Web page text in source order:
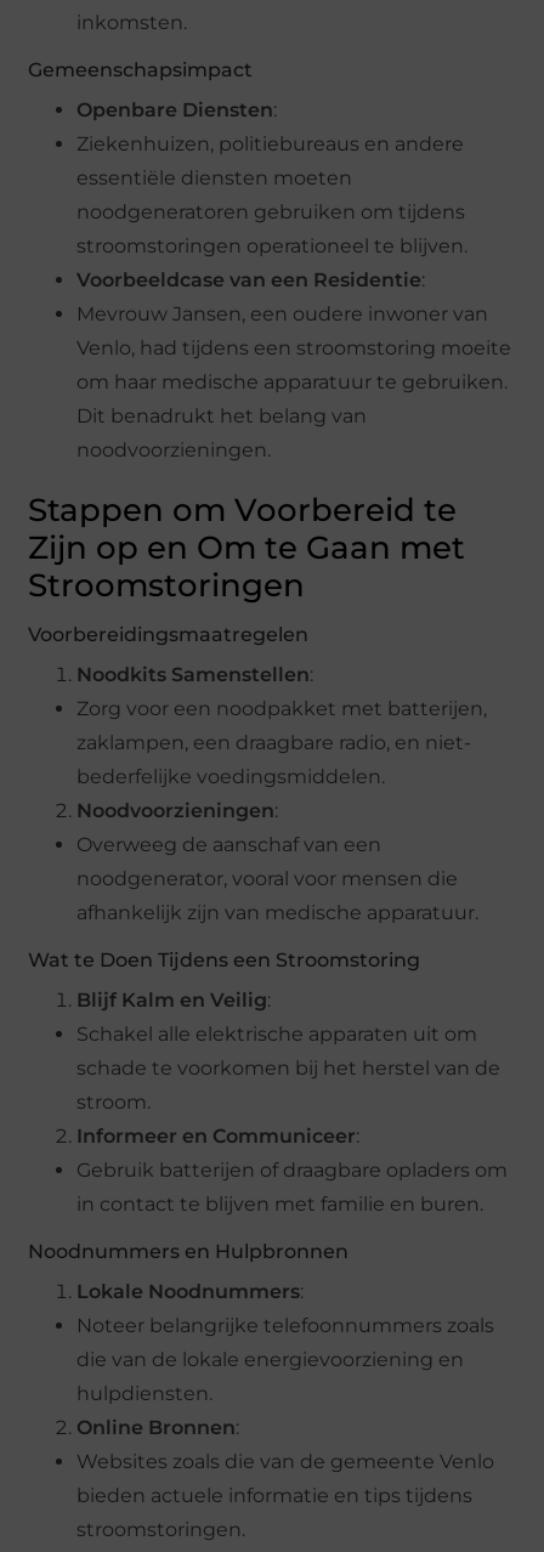
inkomsten.
Gemeenschapsimpact
Openbare Diensten:
Ziekenhuizen, politiebureaus en andere
essentiële diensten moeten
noodgeneratoren gebruiken om tijdens
stroomstoringen operationeel te blijven.
Voorbeeldcase van een Residentie:
Mevrouw Jansen, een oudere inwoner van
Venlo, had tijdens een stroomstoring moeite
om haar medische apparatuur te gebruiken.
Dit benadrukt het belang van
noodvoorzieningen.
Stappen om Voorbereid te
Zijn op en Om te Gaan met
Stroomstoringen
Voorbereidingsmaatregelen
Noodkits Samenstellen:
Zorg voor een noodpakket met batterijen,
zaklampen, een draagbare radio, en niet-
bederfelijke voedingsmiddelen.
Noodvoorzieningen:
Overweeg de aanschaf van een
noodgenerator, vooral voor mensen die
afhankelijk zijn van medische apparatuur.
Wat te Doen Tijdens een Stroomstoring
Blijf Kalm en Veilig:
Schakel alle elektrische apparaten uit om
schade te voorkomen bij het herstel van de
stroom.
Informeer en Communiceer:
Gebruik batterijen of draagbare opladers om
in contact te blijven met familie en buren.
Noodnummers en Hulpbronnen
Lokale Noodnummers:
Noteer belangrijke telefoonnummers zoals
die van de lokale energievoorziening en
hulpdiensten.
Online Bronnen:
Websites zoals die van de gemeente Venlo
bieden actuele informatie en tips tijdens
stroomstoringen.